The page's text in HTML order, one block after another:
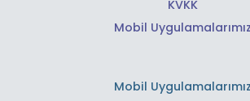
KVKK
Mobil Uygulamalarımız
Mobil Uygulamalarımız